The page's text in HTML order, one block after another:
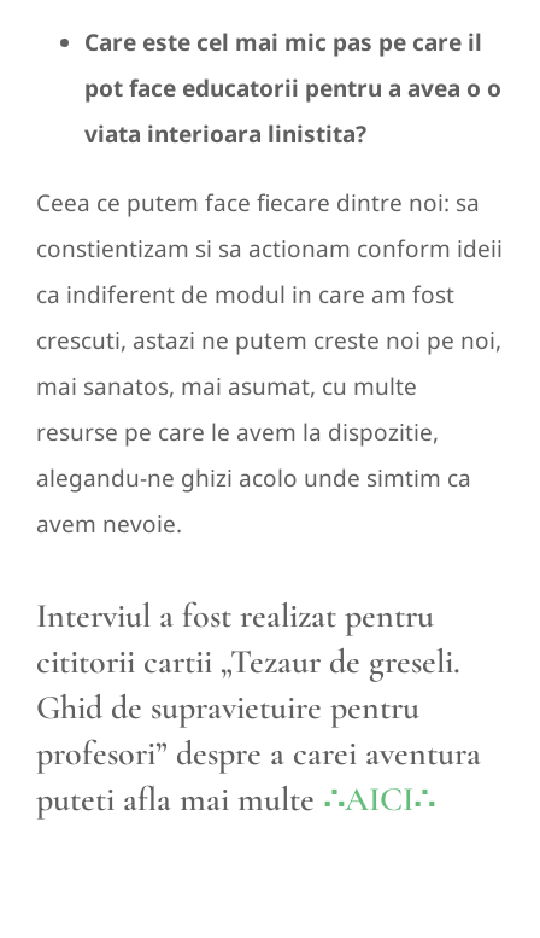
Care este cel mai mic pas pe care il
pot face educatorii pentru a avea o o
viata interioara linistita?
Ceea ce putem face fiecare dintre noi: sa
constientizam si sa actionam conform ideii
ca indiferent de modul in care am fost
crescuti, astazi ne putem creste noi pe noi,
mai sanatos, mai asumat, cu multe
resurse pe care le avem la dispozitie,
alegandu-ne ghizi acolo unde simtim ca
avem nevoie.
Interviul a fost realizat pentru
cititorii cartii „Tezaur de greseli.
Ghid de supravietuire pentru
profesori” despre a carei aventura
puteti afla mai multe ∴AICI∴